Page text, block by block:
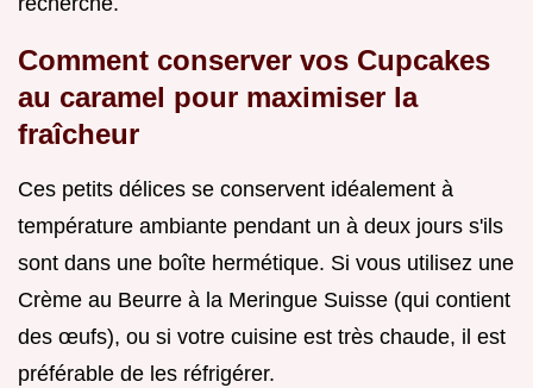
Comment conserver vos Cupcakes
au caramel pour maximiser la
fraîcheur
Ces petits délices se conservent idéalement à
température ambiante pendant un à deux jours s'ils
sont dans une boîte hermétique. Si vous utilisez une
Crème au Beurre à la Meringue Suisse (qui contient
des œufs), ou si votre cuisine est très chaude, il est
préférable de les réfrigérer.